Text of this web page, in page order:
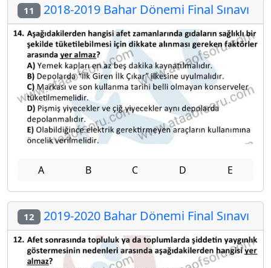
11 2018-2019 Bahar Dönemi Final Sınavı
A B C D E
12 2019-2020 Bahar Dönemi Final Sınavı